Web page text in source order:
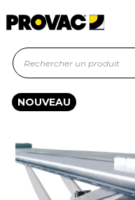
Offre de
En
NOUVEAU